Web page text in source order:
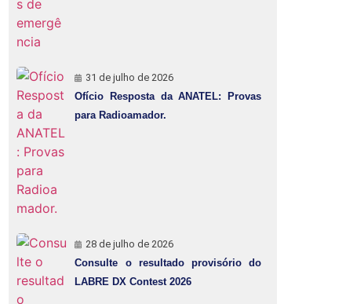
31 de julho de 2026
Ofício Resposta da ANATEL: Provas
para Radioamador.
28 de julho de 2026
Consulte o resultado provisório do
LABRE DX Contest 2026